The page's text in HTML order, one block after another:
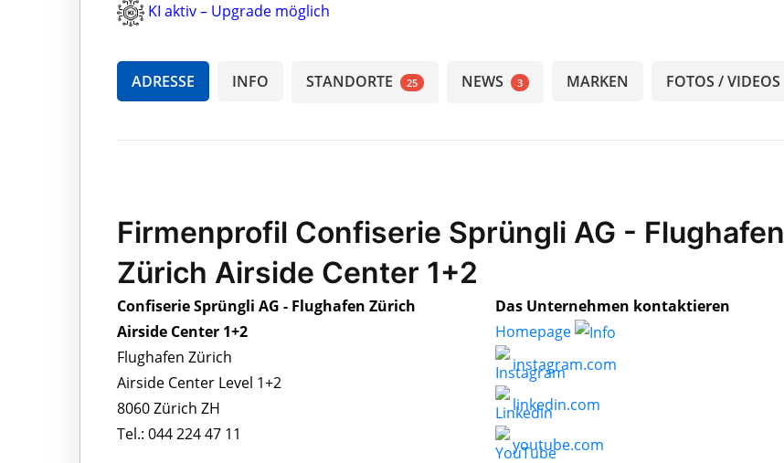
KI aktiv – Upgrade möglich
ADRESSE INFO STANDORTE 25 NEWS 3 MARKEN FOTOS / VIDEOS
Firmenprofil Confiserie Sprüngli AG - Flughafen
Zürich Airside Center 1+2
Confiserie Sprüngli AG - Flughafen Zürich
Airside Center 1+2
Flughafen Zürich
Airside Center Level 1+2
8060 Zürich ZH
Tel.: 044 224 47 11
Das Unternehmen kontaktieren
Homepage
instagram.com
linkedin.com
youtube.com